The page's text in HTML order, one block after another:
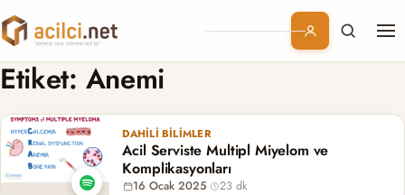
Branşlar
Konular
Kurumsal
Etiket: Anemi
DAHILI BILIMLER
Acil Serviste Multipl Miyelom ve
Komplikasyonları
16 Ocak 2025· 23 dk